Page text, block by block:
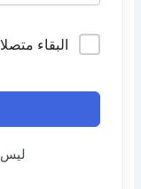
البقاء متصلا